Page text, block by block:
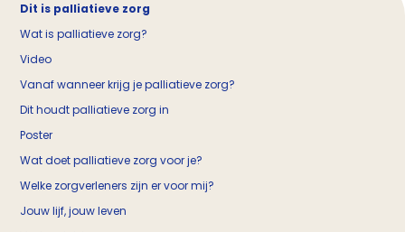
Dit is palliatieve zorg
Wat is palliatieve zorg?
Video
Vanaf wanneer krijg je palliatieve zorg?
Dit houdt palliatieve zorg in
Poster
Wat doet palliatieve zorg voor je?
Welke zorgverleners zijn er voor mij?
Jouw lijf, jouw leven